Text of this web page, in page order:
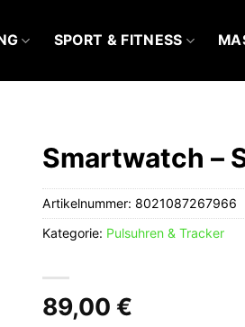
SPORT & FITNESS
Smartwatch –
89,00 €
Artikelnummer: 8021087267966
Kategorie: Pulsuhren & Tracker